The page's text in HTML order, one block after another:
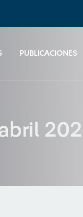
PUBLICACIONES